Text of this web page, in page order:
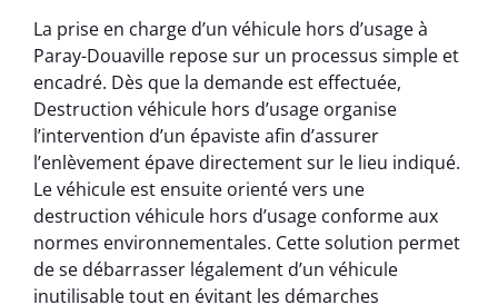
La prise en charge d’un véhicule hors d’usage à
Paray-Douaville repose sur un processus simple et
encadré. Dès que la demande est effectuée,
Destruction véhicule hors d’usage organise
l’intervention d’un épaviste afin d’assurer
l’enlèvement épave directement sur le lieu indiqué.
Le véhicule est ensuite orienté vers une
destruction véhicule hors d’usage conforme aux
normes environnementales. Cette solution permet
de se débarrasser légalement d’un véhicule
inutilisable tout en évitant les démarches